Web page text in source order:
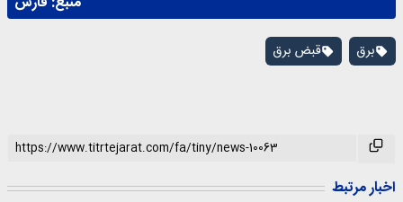
برق قبض برق
اخبار مرتبط